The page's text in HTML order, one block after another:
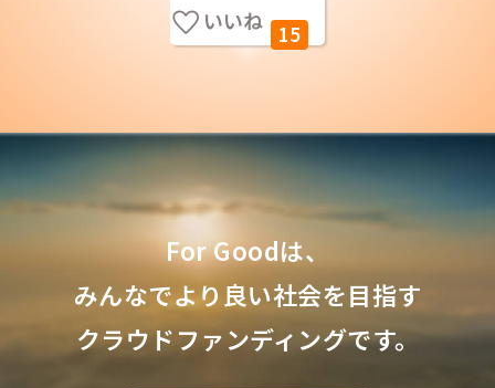
いいね 15
For Goodは、
みんなでより良い社会を目指す
クラウドファンディングです。